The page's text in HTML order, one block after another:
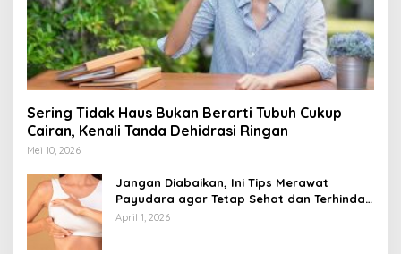
Sering Tidak Haus Bukan Berarti Tubuh Cukup
Cairan, Kenali Tanda Dehidrasi Ringan
Mei 10, 2026
Jangan Diabaikan, Ini Tips Merawat
Payudara agar Tetap Sehat dan Terhindar
dari Risiko Penyakit
April 1, 2026